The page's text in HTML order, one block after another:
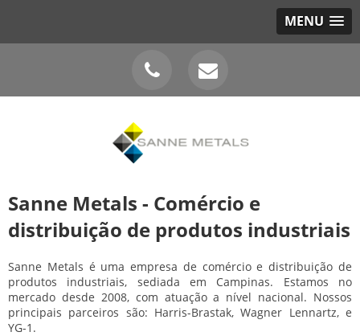
MENU
Sanne Metals - Comércio e
distribuição de produtos industriais
Sanne Metals é uma empresa de comércio e distribuição de
produtos industriais, sediada em Campinas. Estamos no
mercado desde 2008, com atuação a nível nacional. Nossos
principais parceiros são: Harris-Brastak, Wagner Lennartz, e
YG-1.